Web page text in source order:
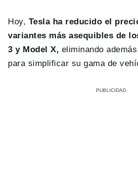
Hoy, Tesla ha reducido el
variantes más asequibles de
3 y Model X, eliminando
para simplificar su gama de